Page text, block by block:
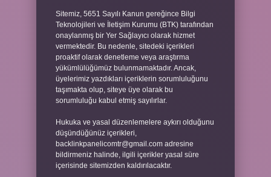
Sitemiz, 5651 Sayılı Kanun gereğince Bilgi
Teknolojileri ve İletişim Kurumu (BTK) tarafından
onaylanmış bir Yer Sağlayıcı olarak hizmet
vermektedir. Bu nedenle, sitedeki içerikleri
proaktif olarak denetleme veya araştırma
yükümlülüğümüz bulunmamaktadır. Ancak,
üyelerimiz yazdıkları içeriklerin sorumluluğunu
taşımakta olup, siteye üye olarak bu
sorumluluğu kabul etmiş sayılırlar.
Hukuka ve yasal düzenlemelere aykırı olduğunu
düşündüğünüz içerikleri,
backlinkpanelicomtr@gmail.com adresine
bildirmeniz halinde, ilgili içerikler yasal süre
içerisinde sitemizden kaldırılacaktır.